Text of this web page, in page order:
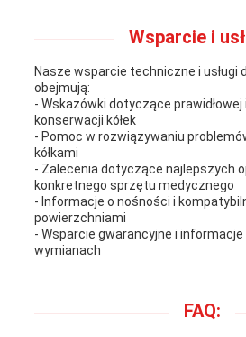
Wsparcie i
Nasze wsparcie techniczne i usługi
obejmują:
- Wskazówki dotyczące
konserwacji kółek
- Pomoc w rozwiązywaniu
kółkami
- Zalecenia dotyczące najlepszych
konkretnego sprzętu medycznego
- Informacje o nośności i
powierzchniami
- Wsparcie gwarancyjne i
wymianach
FAQ: